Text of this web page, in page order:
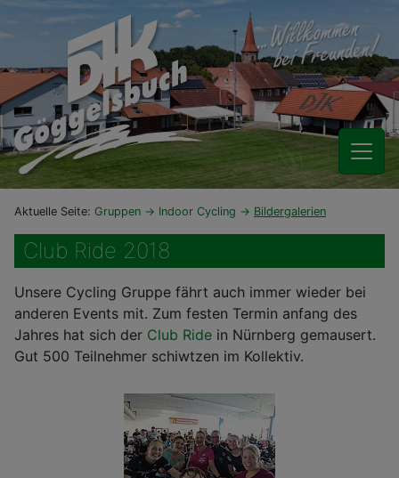
Aktuelle Seite: Gruppen Indoor Cycling Bildergalerien
Club Ride 2018
Unsere Cycling Gruppe fährt auch immer wieder bei
anderen Events mit. Zum festen Termin anfang des
Jahres hat sich der Club Ride in Nürnberg gemausert.
Gut 500 Teilnehmer schiwtzen im Kollektiv.